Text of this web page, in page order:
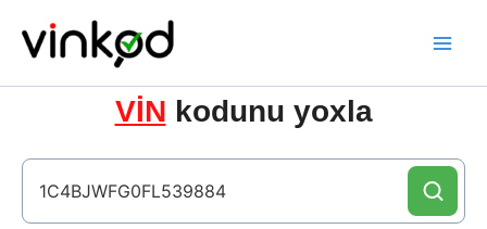
content
VİN kodunu yoxla